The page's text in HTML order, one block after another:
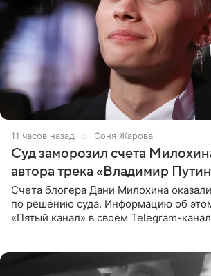
11 часов назад Соня Жарова
Суд заморозил счета
автора трека «Владимир
Счета блогера Дани Милохина
по решению суда. Информацию об
«Пятый канал» в своем Telegram-